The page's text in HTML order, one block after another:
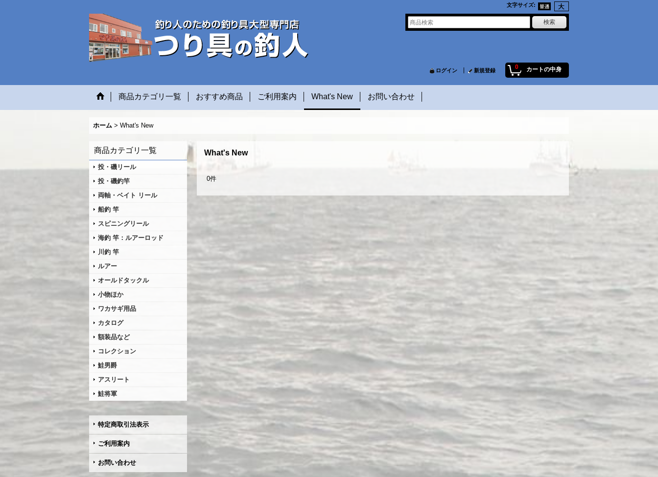
文字サイズ:
0 カートの中身
ログイン 新規登録
商品カテゴリ一覧 おすすめ商品 ご利用案内 What's New お問い合わせ
ホーム > What's New
商品カテゴリ一覧
投・磯リール
投・磯釣竿
両軸・ベイト リール
船釣 竿
スピニングリール
海釣 竿：ルアーロッド
川釣 竿
ルアー
オールドタックル
小物ほか
ワカサギ用品
カタログ
額装品など
コレクション
鮭男爵
アスリート
鮭将軍
特定商取引法表示
ご利用案内
お問い合わせ
What's New
0件